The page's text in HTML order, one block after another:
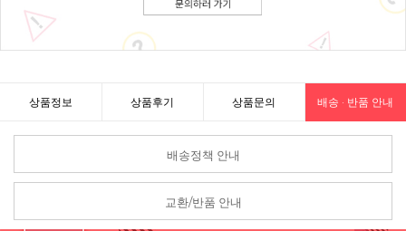
상품정보 상품후기 상품문의 배송 · 반품 안내
배송정책 안내
교환/반품 안내